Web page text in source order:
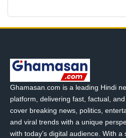
Ghamasan.com is a leading Hindi
platform, delivering fast, factual,
cover breaking news, politics,
and viral trends with a unique
with today’s digital audience. With